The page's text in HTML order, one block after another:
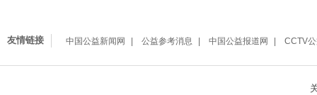
友情链接 中国公益新闻网 公益参考消息 中国公益报道网 CCTV